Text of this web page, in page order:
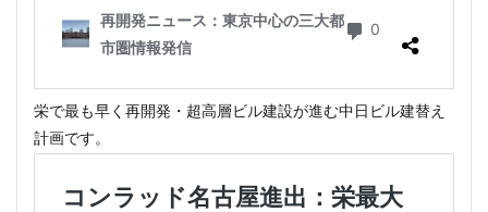
栄で最も早く再開発・超高層ビル建設が進む中日ビル建替え
計画です。